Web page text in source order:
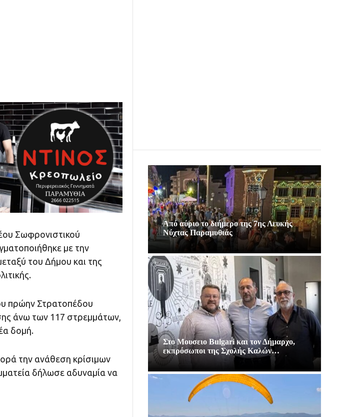
Σωφρονιστικού
με την
του Δήμου και της
πρώην Στρατοπέδου
άνω των 117 στρεμμάτων,
δομή.
την ανάθεση κρίσιμων
δήλωσε αδυναμία να
Από αύριο το διήμερο της 7ης Λευκής
Νύχτας Παραμυθιάς
Στο Μουσειο Bulgari και τον Δήμαρχο,
εκπρόσωποι της Σχολής Καλών…